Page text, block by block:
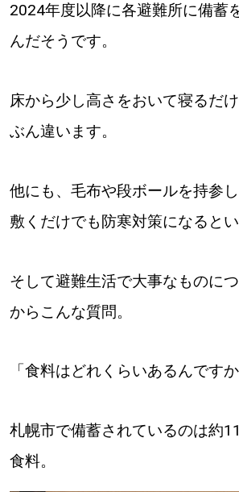
北海道で暮らす、あなたと
明日への”きっかけ”WEBマ
パートナーメディア
【暮らしの知恵を身につけたい】
【札幌のお気に入りを見つけたい】
【道北のお気に入りを見つけたい】
2024年度以降に各避難所に備蓄
んだそうです。
床から少し高さをおいて寝るだ
ぶん違います。
他にも、毛布や段ボールを持参
敷くだけでも防寒対策になるとい
そして避難生活で大事なものに
からこんな質問。
「食料はどれくらいあるんですか
札幌市で備蓄されているのは約
食料。